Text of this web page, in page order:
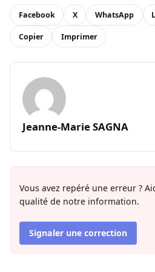
Facebook X WhatsApp
Copier Imprimer
Jeanne-Marie SAGNA
Vous avez repéré une erreur ?
qualité de notre information.
Signaler une correction